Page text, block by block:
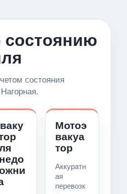
состоянию
состояния
Мотоэ
вакуа
тор
Аккуратн
ая
перевозк